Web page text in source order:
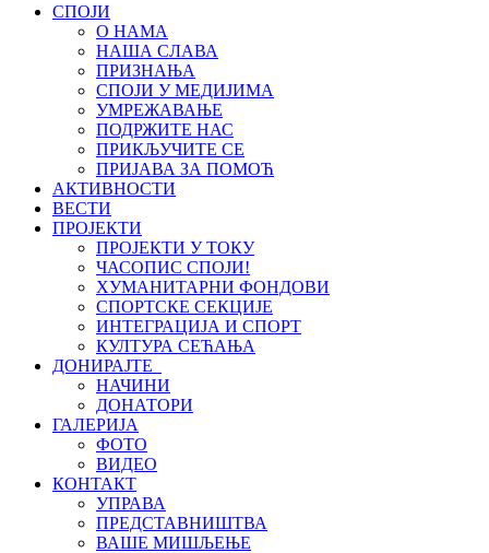
СПОЈИ
О НАМА
НАША СЛАВА
ПРИЗНАЊА
СПОЈИ У МЕДИЈИМА
УМРЕЖАВАЊЕ
ПОДРЖИТЕ НАС
ПРИКЉУЧИТЕ СЕ
ПРИЈАВА ЗА ПОМОЋ
АКТИВНОСТИ
ВЕСТИ
ПРОЈЕКТИ
ПРОЈЕКТИ У ТОКУ
ЧАСОПИС СПОЈИ!
ХУМАНИТАРНИ ФОНДОВИ
СПОРТСКЕ СЕКЦИЈЕ
ИНТЕГРАЦИЈА И СПОРТ
КУЛТУРА СЕЋАЊА
ДОНИРАЈТЕ
НАЧИНИ
ДОНАТОРИ
ГАЛЕРИЈА
ФОТО
ВИДЕО
КОНТАКТ
УПРАВА
ПРЕДСТАВНИШТВА
ВАШЕ МИШЉЕЊЕ